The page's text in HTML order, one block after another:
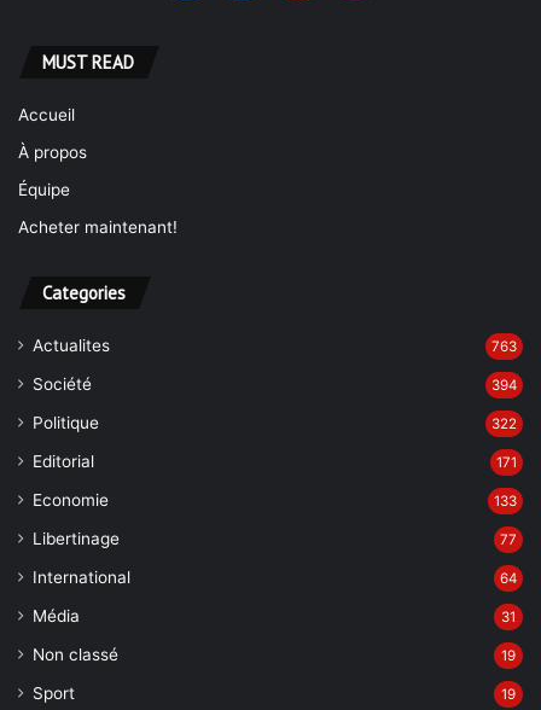
MUST READ
Accueil
À propos
Équipe
Acheter maintenant!
Categories
Actualites 763
Société 394
Politique 322
Editorial 171
Economie 133
Libertinage 77
International 64
Média 31
Non classé 19
Sport 19